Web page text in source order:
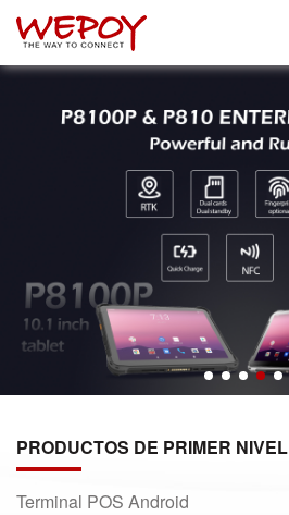
PRODUCTOS DE PRIMER NIVEL
Terminal POS Android